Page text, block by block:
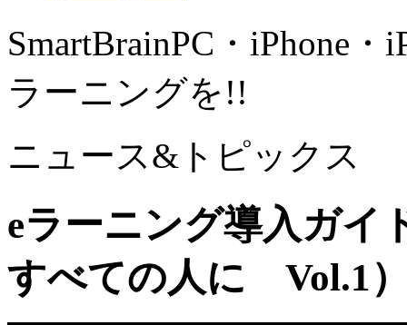
SmartBrainPC・iPhone・
ラーニングを!!
ニュース&トピックス
eラーニング導入ガ
すべての人に Vol.1